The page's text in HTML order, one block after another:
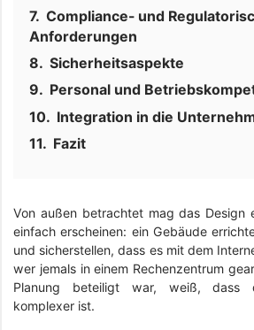
Compliance- und
Anforderungen
Sicherheitsaspekte
Personal und
Integration in die
Fazit
Von außen betrachtet mag das Design
einfach erscheinen: ein Gebäude
und sicherstellen, dass es mit dem
wer jemals in einem Rechenzentrum
Planung beteiligt war, weiß, dass
komplexer ist.